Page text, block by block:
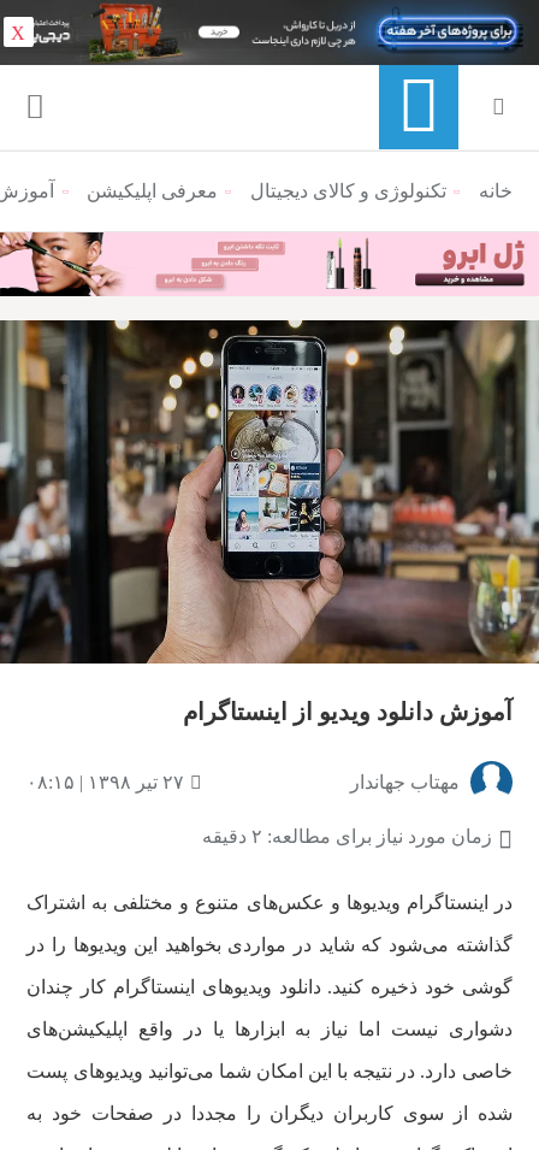
منوی ناوبری خرده نان
خانه تکنولوژی و کالای دیجیتال معرفی اپلیکیشن آموزش
آموزش دانلود ویدیو از اینستاگرام
مهتاب جهاندار ۲۷ تیر ۱۳۹۸ | ۰۸:۱۵
زمان مورد نیاز برای مطالعه: ۲ دقیقه
در اینستاگرام ویدیوها و عکس‌های متنوع و مختلفی به اشتراک
گذاشته می‌شود که شاید در مواردی بخواهید این ویدیوها را در
گوشی خود ذخیره کنید. دانلود ویدیوهای اینستاگرام کار چندان
دشواری نیست اما نیاز به ابزارها یا در واقع اپلیکیشن‌های
خاصی دارد. در نتیجه با این امکان شما می‌توانید ویدیوهای پست
شده از سوی کاربران دیگران را مجددا در صفحات خود به
X